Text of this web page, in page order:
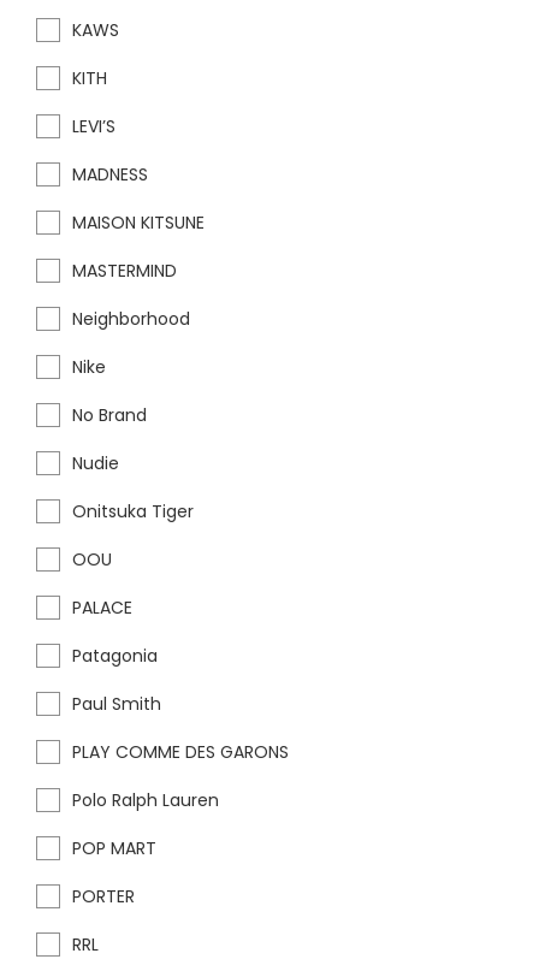
KAWS
KITH
LEVI’S
MADNESS
MAISON KITSUNE
MASTERMIND
Neighborhood
Nike
No Brand
Nudie
Onitsuka Tiger
OOU
PALACE
Patagonia
Paul Smith
PLAY COMME DES GARONS
Polo Ralph Lauren
POP MART
PORTER
RRL